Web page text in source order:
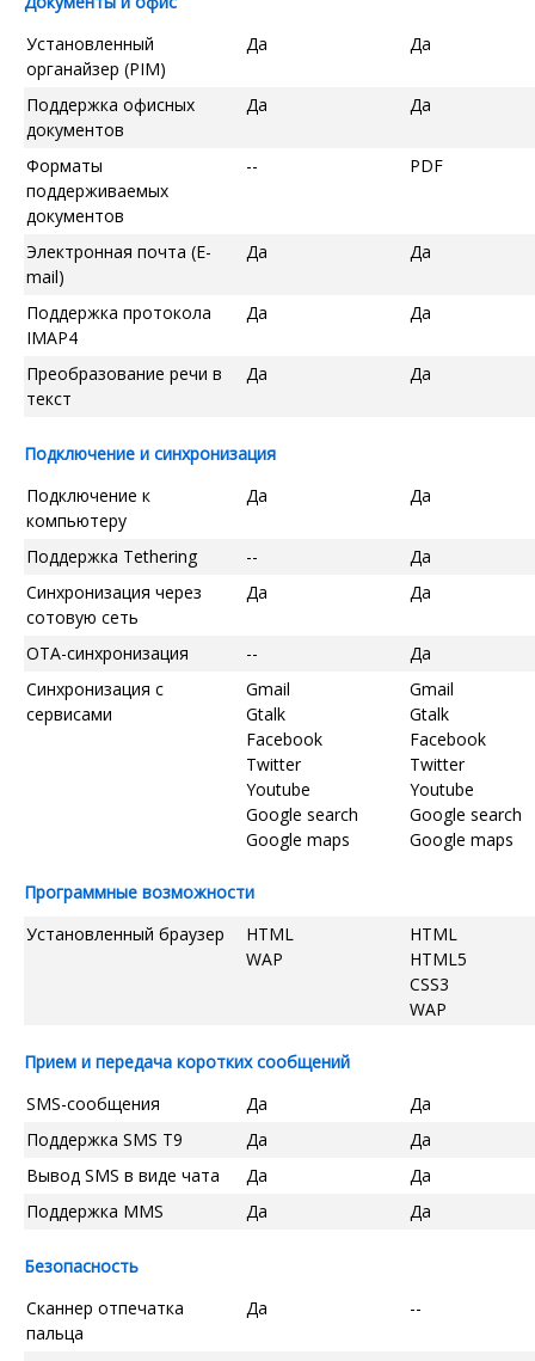
Установленный
органайзер (PIM)
Да Да
Поддержка офисных
документов
Да Да
Форматы
поддерживаемых
документов
-- PDF
Электронная почта (E-
mail)
Да Да
Поддержка протокола
IMAP4
Да Да
Преобразование речи в
текст
Да Да
Подключение и синхронизация
Подключение к
компьютеру
Да Да
Поддержка Tethering --
Да
Синхронизация через
сотовую сеть
Да Да
OTA-синхронизация --
Да
Синхронизация с
сервисами
Gmail
Gtalk
Facebook
Twitter
Youtube
Google search
Google maps
Gmail
Gtalk
Facebook
Twitter
Youtube
Google search
Google maps
Программные возможности
Установленный браузер
HTML
WAP
HTML
HTML5
CSS3
WAP
Прием и передача коротких сообщений
SMS-сообщения
Да
Да
Поддержка SMS T9
Да
Да
Вывод SMS в виде чата
Да
Да
Поддержка MMS
Да Да
Безопасность
Сканнер отпечатка
пальца
Да --